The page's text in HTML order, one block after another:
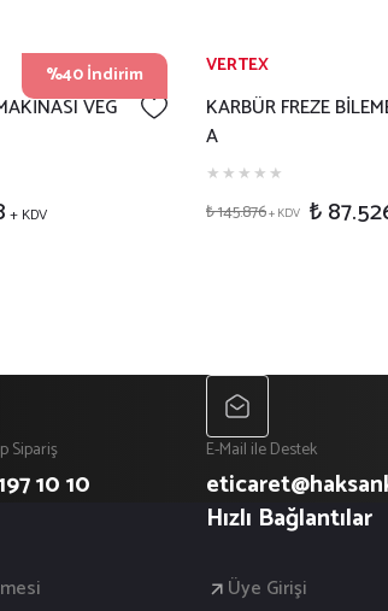
%40 İndirim
VEG
+ KDV
VERTEX
KARBÜR FREZE
A
₺ 145.876+ KDV ₺
Sipariş
10 10
E-Mail ile Destek
Hızlı Bağlantılar
Üye Girişi